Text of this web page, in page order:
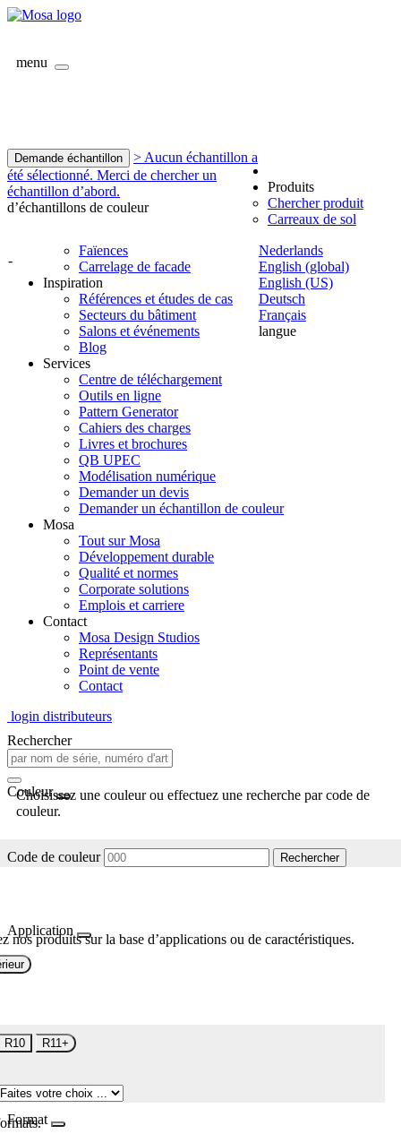
menu
Demande échantillon
> Aucun échantillon a
été sélectionné. Merci de chercher un
échantillon d’abord.
d’échantillons de couleur
-
Nederlands
English (global)
English (US)
Deutsch
Français
langue
Produits
Chercher produit
Carreaux de sol
Faïences
Carrelage de facade
Inspiration
Références et études de cas
Secteurs du bâtiment
Salons et événements
Blog
Services
Centre de téléchargement
Outils en ligne
Pattern Generator
Cahiers des charges
Livres et brochures
QB UPEC
Modélisation numérique
Demander un devis
Demander un échantillon de couleur
Mosa
Tout sur Mosa
Développement durable
Qualité et normes
Corporate solutions
Emplois et carriere
Contact
Mosa Design Studios
Représentants
Point de vente
Contact
login distributeurs
Rechercher
Couleur
Choisissez une couleur ou effectuez une recherche par code de
couleur.
Code de couleur Rechercher
Application
nos produits sur la base d’applications ou de caractéristiques.
R10 R11+
Format